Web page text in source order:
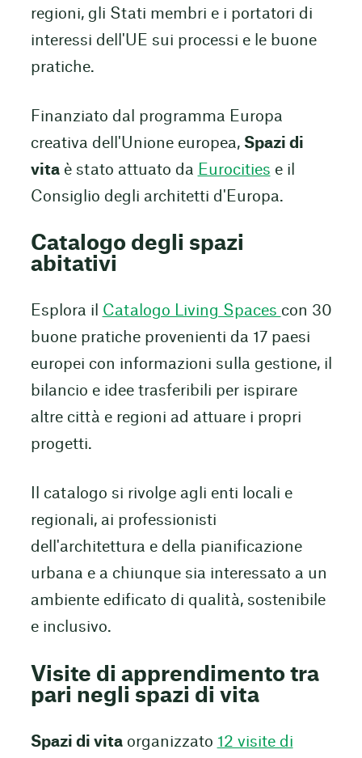
regioni, gli Stati membri e i portatori di
interessi dell'UE sui processi e le buone
pratiche.
Finanziato dal programma Europa
creativa dell'Unione europea, Spazi di
vitaè stato attuato da Eurocities e il
Consiglio degli architetti d'Europa.
Catalogo degli spazi
abitativi
Esplora il Catalogo Living Spaces con 30
buone pratiche provenienti da 17 paesi
europei con informazioni sulla gestione, il
bilancio e idee trasferibili per ispirare
altre città e regioni ad attuare i propri
progetti.
Il catalogo si rivolge agli enti locali e
regionali, ai professionisti
dell'architettura e della pianificazione
urbana e a chiunque sia interessato a un
ambiente edificato di qualità, sostenibile
e inclusivo.
Visite di apprendimento tra
pari negli spazi di vita
Spazi di vitaorganizzato 12 visite di